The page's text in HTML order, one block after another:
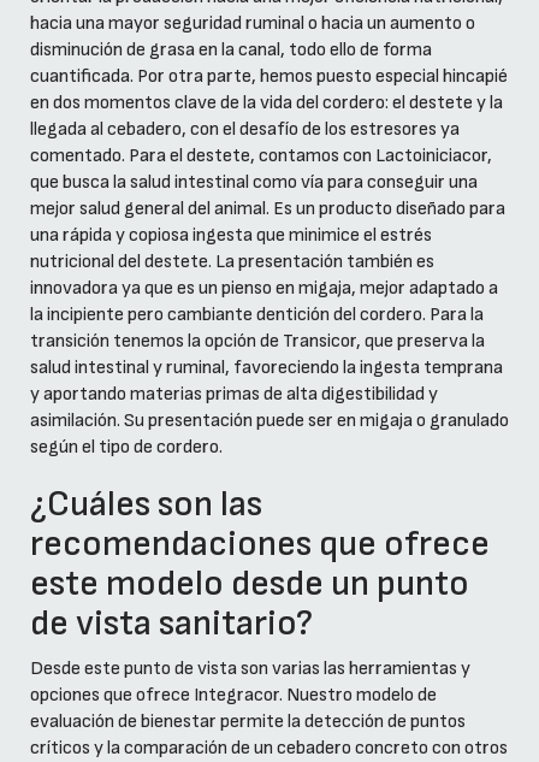
hacia una mayor seguridad ruminal o hacia un aumento o
disminución de grasa en la canal, todo ello de forma
cuantificada. Por otra parte, hemos puesto especial hincapié
en dos momentos clave de la vida del cordero: el destete y la
llegada al cebadero, con el desafío de los estresores ya
comentado. Para el destete, contamos con Lactoiniciacor,
que busca la salud intestinal como vía para conseguir una
mejor salud general del animal. Es un producto diseñado para
una rápida y copiosa ingesta que minimice el estrés
nutricional del destete. La presentación también es
innovadora ya que es un pienso en migaja, mejor adaptado a
la incipiente pero cambiante dentición del cordero. Para la
transición tenemos la opción de Transicor, que preserva la
salud intestinal y ruminal, favoreciendo la ingesta temprana
y aportando materias primas de alta digestibilidad y
asimilación. Su presentación puede ser en migaja o granulado
según el tipo de cordero.
¿Cuáles son las
recomendaciones que ofrece
este modelo desde un punto
de vista sanitario?
Desde este punto de vista son varias las herramientas y
opciones que ofrece Integracor. Nuestro modelo de
evaluación de bienestar permite la detección de puntos
críticos y la comparación de un cebadero concreto con otros